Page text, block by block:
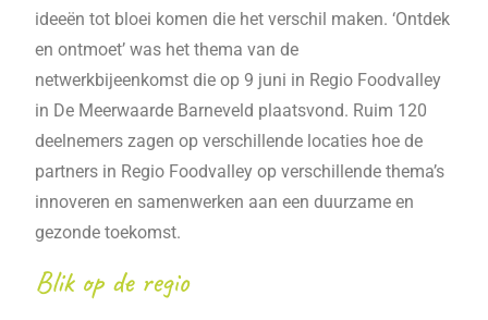
ideeën tot bloei komen die het verschil maken. ‘Ontdek
en ontmoet’ was het thema van de
netwerkbijeenkomst die op 9 juni in Regio Foodvalley
in De Meerwaarde Barneveld plaatsvond. Ruim 120
deelnemers zagen op verschillende locaties hoe de
partners in Regio Foodvalley op verschillende thema’s
innoveren en samenwerken aan een duurzame en
gezonde toekomst.
Blik op de regio